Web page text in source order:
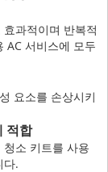
과적이며 반복적
AC 서비스에 모두
요소를 손상시키
적합
소 키트를 사용
다.